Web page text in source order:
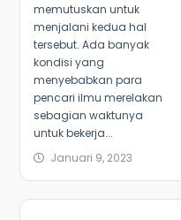
memutuskan untuk
menjalani kedua hal
tersebut. Ada banyak
kondisi yang
menyebabkan para
pencari ilmu merelakan
sebagian waktunya
untuk bekerja...
Januari 9, 2023